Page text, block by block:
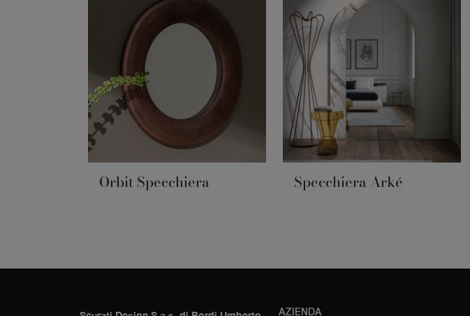
Orbit Specchiera Specchiera Arké
AZIENDA